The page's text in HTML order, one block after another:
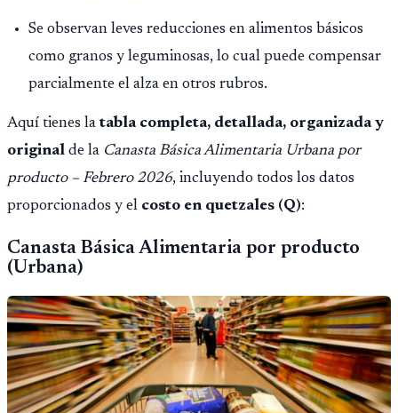
Se observan leves reducciones en alimentos básicos
como granos y leguminosas, lo cual puede compensar
parcialmente el alza en otros rubros.
Aquí tienes latabla completa, detallada, organizada y
original de la Canasta Básica Alimentaria Urbana por
producto – Febrero 2026, incluyendo todos los datos
proporcionados y el costo en quetzales (Q):
Canasta Básica Alimentaria por producto
(Urbana)